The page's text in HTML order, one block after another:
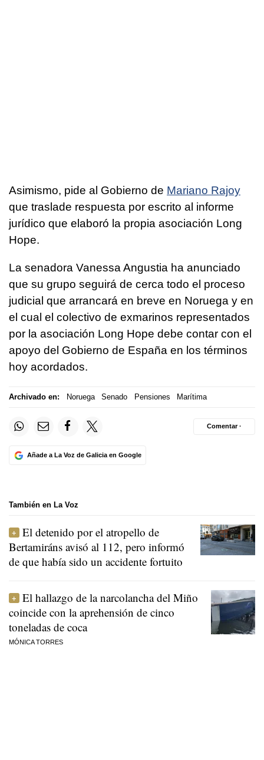
Asimismo, pide al Gobierno de Mariano Rajoy
que traslade respuesta por escrito al informe
jurídico que elaboró la propia asociación Long
Hope.
La senadora Vanessa Angustia ha anunciado
que su grupo seguirá de cerca todo el proceso
judicial que arrancará en breve en Noruega y en
el cual el colectivo de exmarinos representados
por la asociación Long Hope debe contar con el
apoyo del Gobierno de España en los términos
hoy acordados.
Archivado en: Noruega Senado Pensiones Marítima
Añade a La Voz de Galicia en Google
Comentar ·
También en La Voz
El detenido por el atropello de
Bertamiráns avisó al 112, pero informó
de que había sido un accidente fortuito
El hallazgo de la narcolancha del Miño
coincide con la aprehensión de cinco
toneladas de coca
MÓNICA TORRES